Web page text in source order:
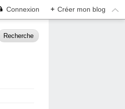
Connexion + Créer mon blog